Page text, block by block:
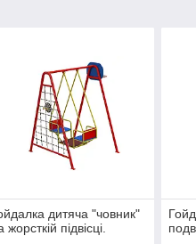
дитяча "човник"
жорсткій підвісці.